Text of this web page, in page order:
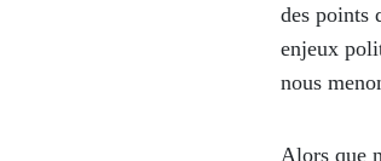
des points
enjeux
nous
Alors que